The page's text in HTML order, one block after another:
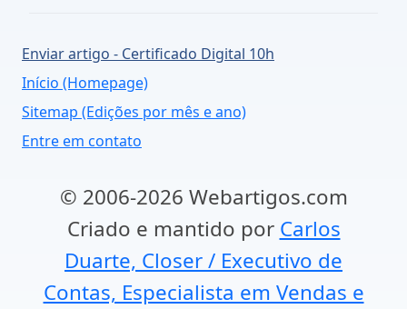
Enviar artigo - Certificado Digital 10h
Início (Homepage)
Sitemap (Edições por mês e ano)
Entre em contato
© 2006-2026 Webartigos.com
Criado e mantido por Carlos
Duarte, Closer / Executivo de
Contas, Especialista em Vendas e